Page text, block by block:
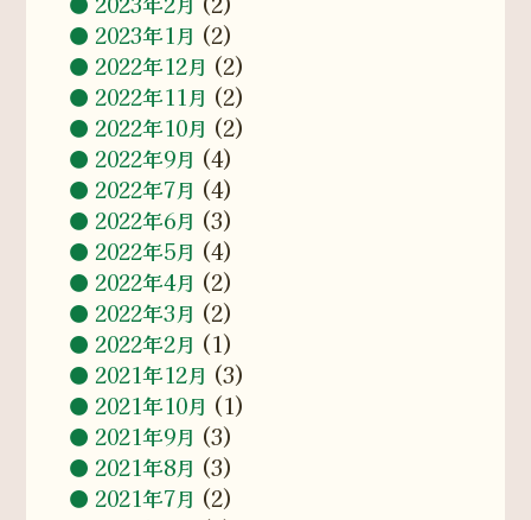
2023年1月 (2)
2022年12月 (2)
2022年11月 (2)
2022年10月 (2)
2022年9月 (4)
2022年7月 (4)
2022年6月 (3)
2022年5月 (4)
2022年4月 (2)
2022年3月 (2)
2022年2月 (1)
2021年12月 (3)
2021年10月 (1)
2021年9月 (3)
2021年8月 (3)
2021年7月 (2)